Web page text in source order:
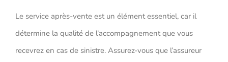
Le service après-vente est un élément essentiel, car il
détermine la qualité de l’accompagnement que vous
recevrez en cas de sinistre. Assurez-vous que l’assureur